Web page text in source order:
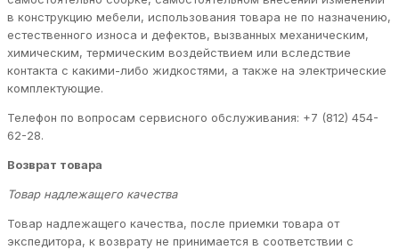
в конструкцию мебели, использования товара не по назначению,
естественного износа и дефектов, вызванных механическим,
химическим, термическим воздействием или вследствие
контакта с какими-либо жидкостями, а также на электрические
комплектующие.
Телефон по вопросам сервисного обслуживания: +7 (812) 454-
62-28.
Возврат товара
Товар надлежащего качества
Товар надлежащего качества, после приемки товара от
экспедитора, к возврату не принимается в соответствии с